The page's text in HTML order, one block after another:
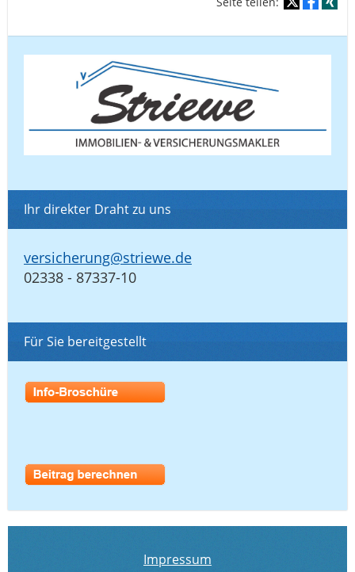
Ihr direkter Draht zu uns
versicherung@striewe.de
02338 - 87337-10
Für Sie bereitgestellt
Impressum